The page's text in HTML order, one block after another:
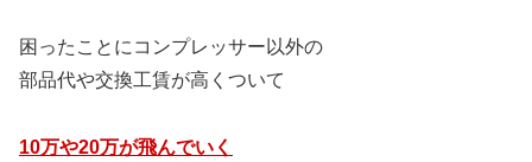
困ったことにコンプレッサー以外の
部品代や交換工賃が高くついて
10万や20万が飛んでいく